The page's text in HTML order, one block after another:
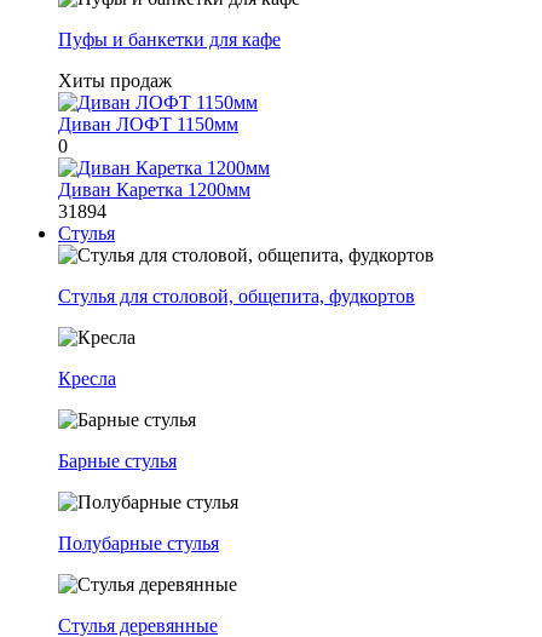
Пуфы и банкетки для кафе
Хиты продаж
Диван ЛОФТ 1150мм
0
Диван Каретка 1200мм
31894
Стулья
Стулья для столовой, общепита, фудкортов
Кресла
Барные стулья
Полубарные стулья
Стулья деревянные